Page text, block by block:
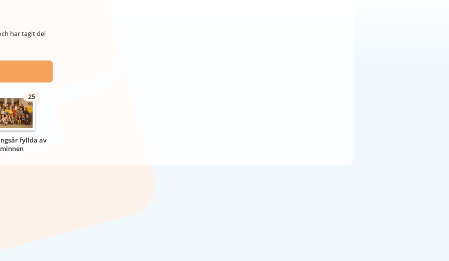
har tagit del
25
fyllda av
minnen